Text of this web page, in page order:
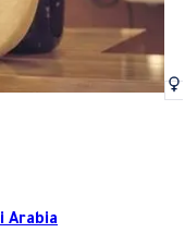
Arabia